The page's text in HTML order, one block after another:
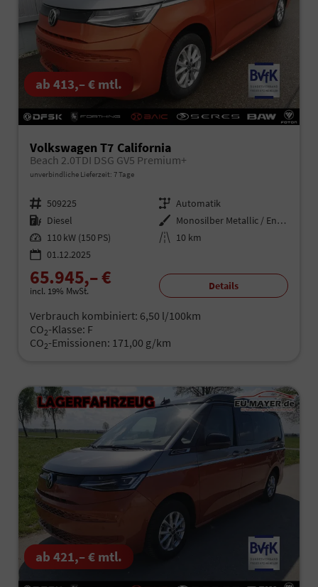
ab 413,– € mtl.
Volkswagen T7 California
Beach 2.0TDI DSG GV5 Premium+
unverbindliche Lieferzeit: 7 Tage
Fahrzeugnr. 509225 Getriebe Automatik
Kraftstoff Diesel Außenfarbe
Monosilber Metallic / Energetic Orange Metallic
Leistung 110 kW (150 PS) Kilometerstand 10 km
01.12.2025
65.945,– €
incl. 19% MwSt. Details
Verbrauch kombiniert: 6,50 l/100km
CO2-Klasse: F
CO2-Emissionen: 171,00 g/km
ab 421,– € mtl.